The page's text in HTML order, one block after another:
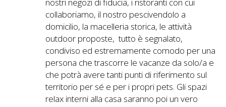
nostri negozi di fiducia, i ristoranti con cui
collaboriamo, il nostro pescivendolo a
domicilio, la macelleria storica, le attività
outdoor proposte, tutto è segnalato,
condiviso ed estremamente comodo per una
persona che trascorre le vacanze da solo/a e
che potrà avere tanti punti di riferimento sul
territorio per sé e per i propri pets. Gli spazi
relax interni alla casa saranno poi un vero